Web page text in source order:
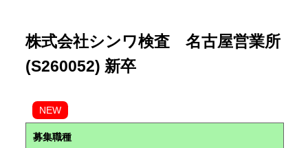
株式会社シンワ検査 名古屋営業所
(S260052) 新卒
NEW
募集職種